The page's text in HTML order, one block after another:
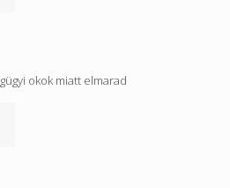
okok miatt elmarad